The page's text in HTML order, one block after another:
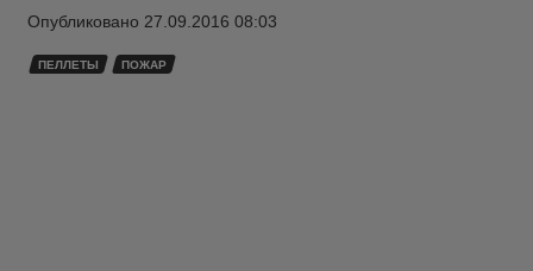
Опубликовано 27.09.2016 08:03
ПЕЛЛЕТЫ ПОЖАР